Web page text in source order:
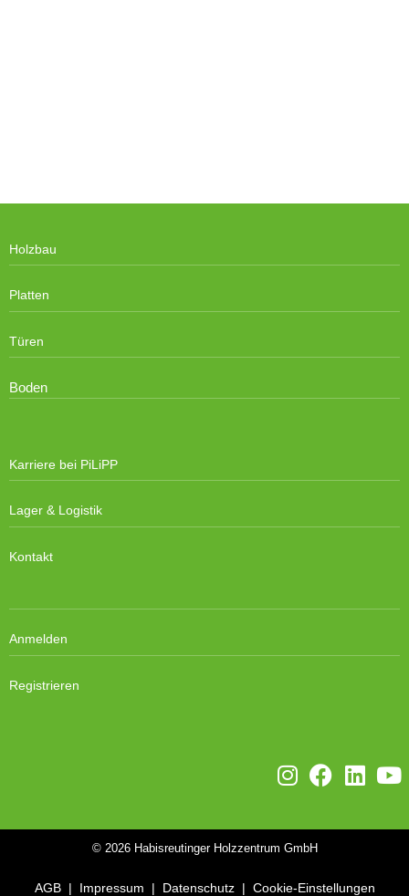
Holzbau
Platten
Türen
Boden
Karriere bei PiLiPP
Lager & Logistik
Kontakt
Anmelden
Registrieren
© 2026 Habisreutinger Holzzentrum GmbH
AGB| Impressum | Datenschutz| Cookie-Einstellungen